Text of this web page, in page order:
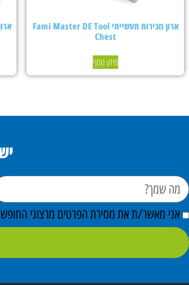
ארון מגירות תעשייתי Fami Master DE Tool
Chest
מידע נוסף
אני מאשר/ת את מסירת הפרטים מרצוני